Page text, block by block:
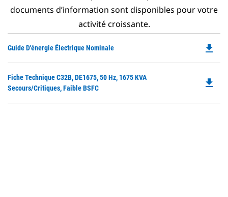
documents d’information sont disponibles pour votre
activité croissante.
Guide D'énergie Électrique Nominale file_download
Fiche Technique C32B, DE1675, 50 Hz, 1675 KVA
Secours/critiques, Faible BSFC
file_download